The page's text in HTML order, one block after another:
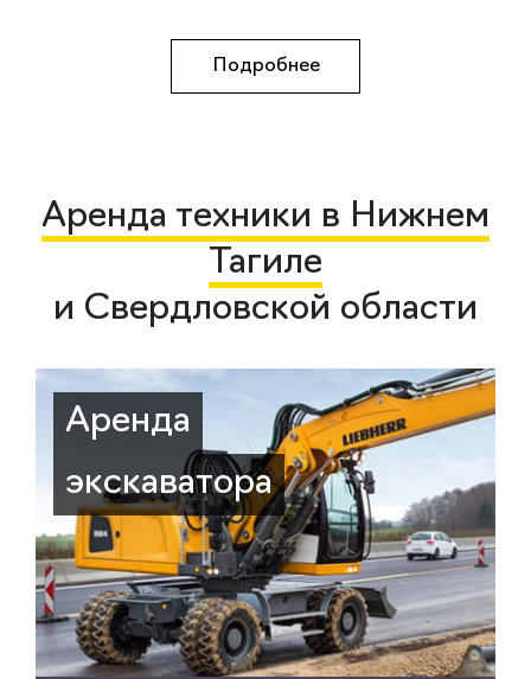
Подробнее
Аренда техники в Нижнем
Тагиле
и Свердловской области
Аренда
экскаватора